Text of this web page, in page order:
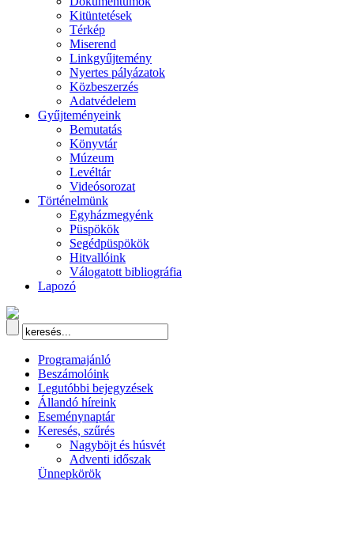
Kitüntetések
Térkép
Miserend
Linkgyűjtemény
Nyertes pályázatok
Közbeszerzés
Adatvédelem
Gyűjteményeink
Bemutatás
Könyvtár
Múzeum
Levéltár
Videósorozat
Történelmünk
Egyházmegyénk
Püspökök
Segédpüspökök
Hitvallóink
Válogatott bibliográfia
Lapozó
Programajánló
Beszámolóink
Legutóbbi bejegyzések
Állandó híreink
Eseménynaptár
Keresés, szűrés
Nagyböjt és húsvét
Adventi időszak
Ünnepkörök